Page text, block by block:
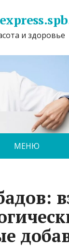
и здоровье
МЕНЮ